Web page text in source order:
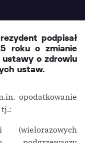
podpisał
roku o zmianie
o zdrowiu
ustaw.
opodatkowanie
tj.: